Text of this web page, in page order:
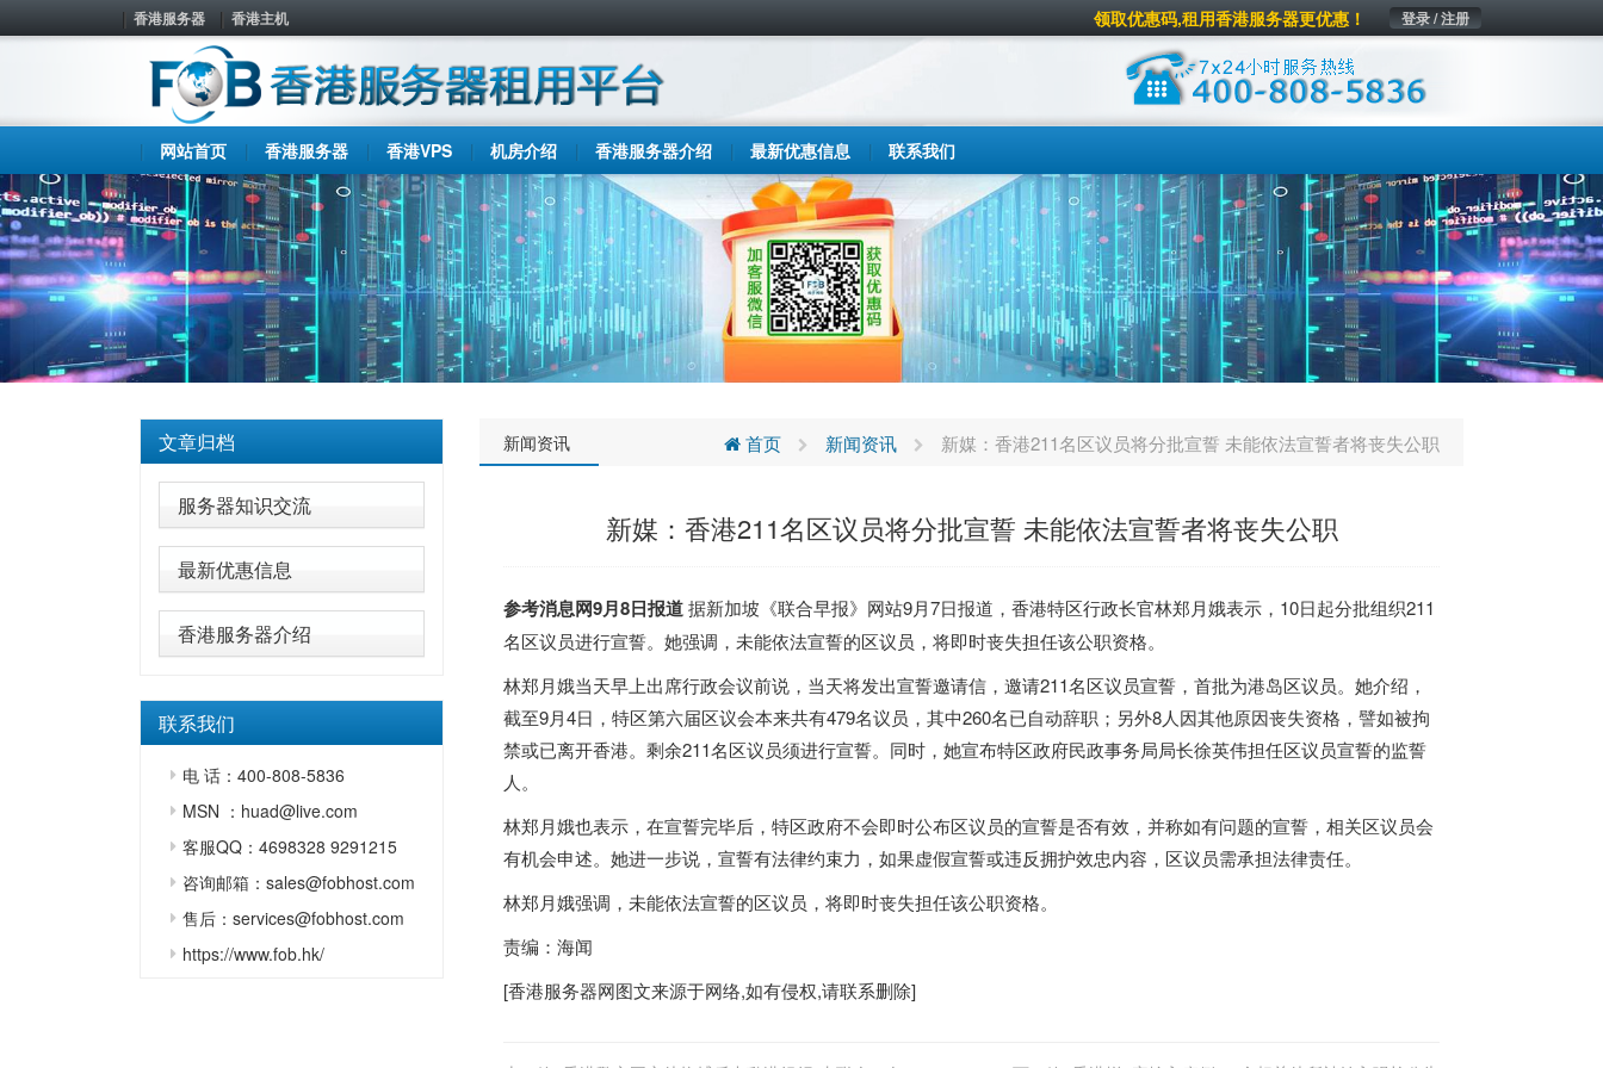
香港服务器 香港主机 登录 / 注册
领取优惠码,租用香港服务器更优惠！
网站首页 香港服务器 香港VPS 机房介绍 香港服务器介绍 最新优惠信息 联系我们
文章归档
服务器知识交流
最新优惠信息
香港服务器介绍
联系我们
电 话：400-808-5836
MSN ：huad@live.com
客服QQ：4698328 9291215
咨询邮箱：sales@fobhost.com
售后：services@fobhost.com
https://www.fob.hk/
新闻资讯 首页 新闻资讯 新媒：香港211名区议员将分批宣誓 未能依法宣誓者将丧失公职
新媒：香港211名区议员将分批宣誓 未能依法宣誓者将丧失公职
参考消息网9月8日报道据新加坡《联合早报》网站9月7日报道， 香港特区行政长官林郑月娥表示，10日起分批组织211
名区议员进行宣誓。她强调，未能依法宣誓的区议员，将即时丧失担任该公职资格。
林郑月娥当天早上出席行政会议前说，当天将发出宣誓邀请信，邀请211名区议员宣誓，首批为港岛区议员。她介绍，
截至9月4日，特区第六届区议会本来共有479名议员，其中260名已自动辞职；另外8人因其他原因丧失资格，譬如被拘
禁或已离开香港。剩余211名区议员须进行宣誓。同时，她宣布特区政府民政事务局局长徐英伟担任区议员宣誓的监誓
人。
林郑月娥也表示，在宣誓完毕后，特区政府不会即时公布区议员的宣誓是否有效，并称如有问题的宣誓，相关区议员会
有机会申述。她进一步说，宣誓有法律约束力，如果虚假宣誓或违反拥护效忠内容，区议员需承担法律责任。
林郑月娥强调，未能依法宣誓的区议员，将即时丧失担任该公职资格。
责编：海闻
[香港服务器网图文来源于网络,如有侵权,请联系删除]